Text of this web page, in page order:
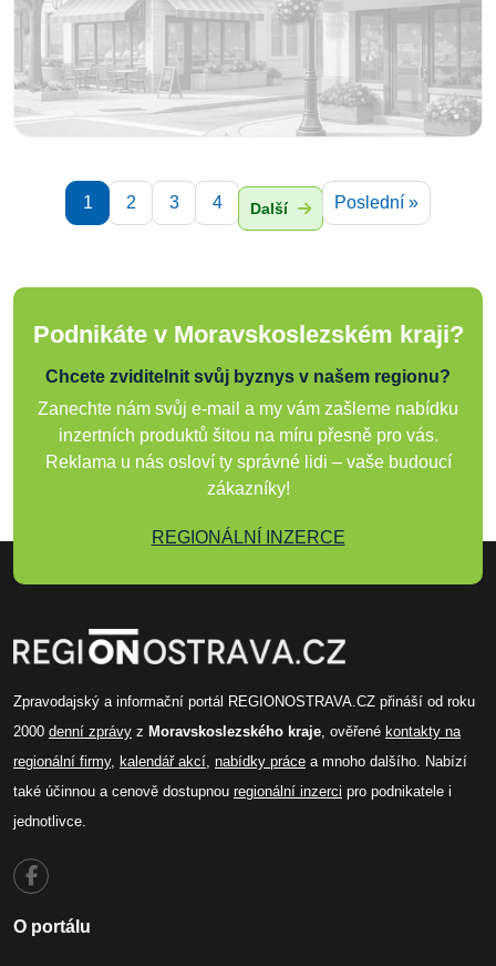
1 2 3 4 Další Poslední »
Podnikáte v Moravskoslezském kraji?
Chcete zviditelnit svůj byznys v našem regionu?
Zanechte nám svůj e-mail a my vám zašleme nabídku
inzertních produktů šitou na míru přesně pro vás.
Reklama u nás osloví ty správné lidi – vaše budoucí
zákazníky!
REGIONÁLNÍ INZERCE
Zpravodajský a informační portál REGIONOSTRAVA.CZ přináší od roku
2000 denní zprávy z Moravskoslezského kraje , ověřené kontakty na
regionální firmy, kalendář akcí nabídky práce a mnoho dalšího. Nabízí
také účinnou a cenově dostupnou regionální inzerci pro podnikatele i
jednotlivce.
O portálu